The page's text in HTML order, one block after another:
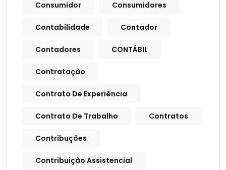
Consumidor Consumidores
Contabilidade Contador
Contadores CONTÁBIL
Contratação
Contrato De Experiência
Contrato De Trabalho Contratos
Contribuções
Contribuição Assistencial